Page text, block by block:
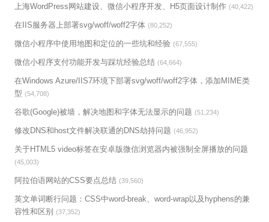
上海WordPress网站建设、微信小程序开发、H5页面设计制作 (40,422)
在IIS服务器上部署svg/woff/woff2字体 (80,252)
微信小程序中使用地图和定位的一些坑和经验 (67,555)
微信小程序支付功能开发与踩坑经验总结 (64,664)
在Windows Azure/IIS7环境下部署svg/woff/woff2字体，添加MIME类
型 (54,708)
谷歌(Google)被墙，解决地图和字体无法显示的问题 (51,234)
修改DNS和host文件解决联通的DNS劫持问题 (46,952)
关于HTML5 video标签在安卓版微信浏览器内被强制全屏播放的问题
(45,003)
阿拉伯语网站的CSS要点总结 (39,560)
英文单词断行问题：CSS中word-break、word-wrap以及hyphens的兼
容性和区别
(37,352)